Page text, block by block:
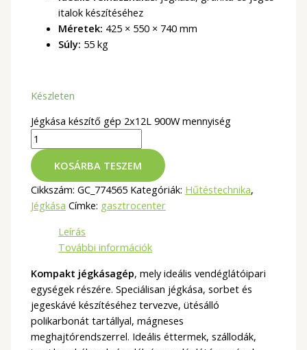
italok készítéséhez
Méretek: 425 × 550 × 740 mm
Súly: 55 kg
Készleten
Jégkása készítő gép 2x12L 900W mennyiség
KOSÁRBA TESZEM
Cikkszám:GC_774565 Kategóriák: Hűtéstechnika,
Jégkása Címke: gasztrocenter
Leírás
További információk
Kompakt jégkásagép, mely ideális vendéglátóipari
egységek részére. Speciálisan jégkása, sorbet és
jegeskávé készítéséhez tervezve, ütésálló
polikarbonát tartállyal, mágneses
meghajtórendszerrel. Ideális éttermek, szállodák,